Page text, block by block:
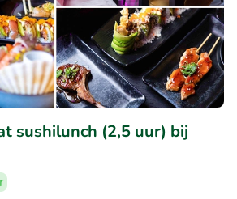
sushilunch (2,5 uur) bij